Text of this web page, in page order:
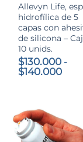
Allevyn Life,
hidrofílica de 5
capas con
de silicona –
10 unids.
$130.000 -
$140.000
hasta